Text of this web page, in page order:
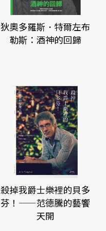
狄奧多羅斯．特爾左布
勒斯：酒神的回歸
殺掉我爵士樂裡的貝多
芬！——范德騰的藝饗
天開